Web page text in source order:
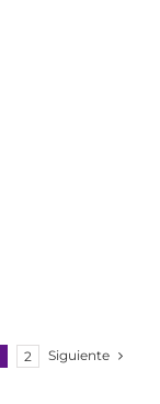
2 Siguiente